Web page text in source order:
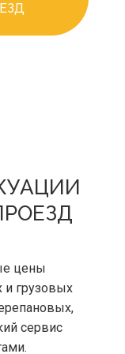
цены
и грузовых
сервис